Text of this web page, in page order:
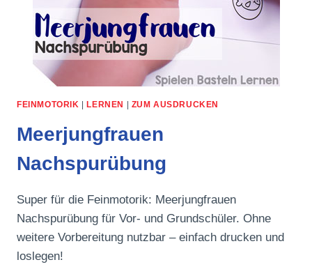
FEINMOTORIK |LERNEN | ZUM AUSDRUCKEN
Meerjungfrauen
Nachspurübung
Super für die Feinmotorik: Meerjungfrauen
Nachspurübung für Vor- und Grundschüler. Ohne
weitere Vorbereitung nutzbar – einfach drucken und
loslegen!